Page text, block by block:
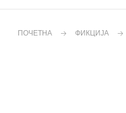
ПОЧЕТНА ФИКЦИЈА